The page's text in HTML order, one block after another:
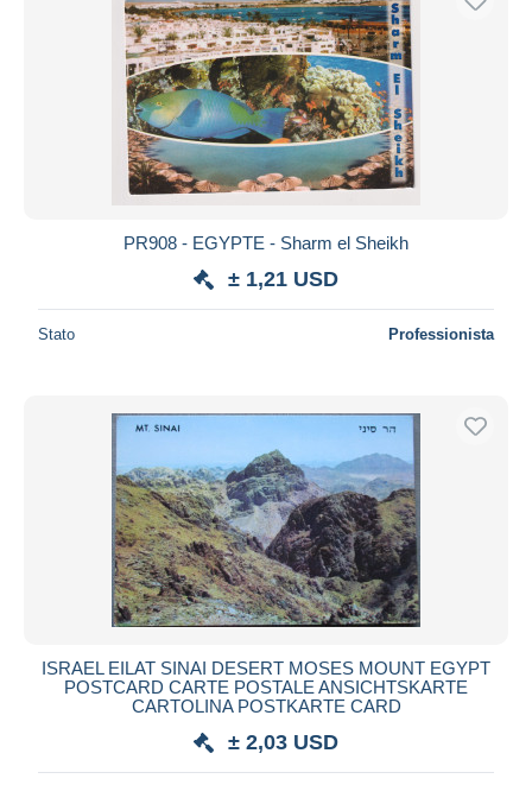
PR908 - EGYPTE - Sharm el Sheikh
± 1,21 USD
Stato Professionista
ISRAEL EILAT SINAI DESERT MOSES MOUNT EGYPT
POSTCARD CARTE POSTALE ANSICHTSKARTE
CARTOLINA POSTKARTE CARD
± 2,03 USD